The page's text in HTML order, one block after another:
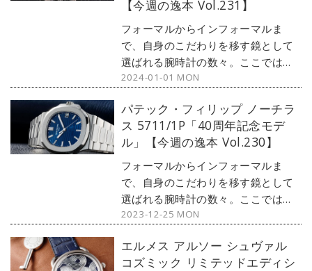
様の『マスター スクエア』をご紹介
しよう。
【今週の逸本 Vol.231】
フォーマルからインフォーマルま
で、自身のこだわりを移す鏡として
選ばれる腕時計の数々。ここではブ
ランド腕時計専門店・MOON
デルからアンティークまで、見る者
の感性を刺激する1本をセレクト。今
回はロレックスから、最新モデルと
なる『コスモグラフ デイトナ
Ref.126500LN』をご紹介しよう。
2024-01-01 MON
パテック・フィリップ ノーチラ
ス 5711/1P「40周年記念モデ
ル」【今週の逸本 Vol.230】
フォーマルからインフォーマルま
で、自身のこだわりを移す鏡として
選ばれる腕時計の数々。ここではブ
ランド腕時計専門店・MOON
デルからアンティークまで、見る者
の感性を刺激する1本をセレクト。今
2023-12-25 MON
エルメス アルソー シュヴァル
コズミック リミテッドエディシ